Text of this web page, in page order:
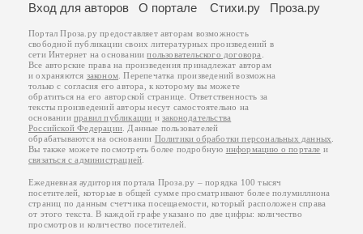
Вход для авторов
О портале Стихи.ру Проза.ру
Портал Проза.ру предоставляет авторам возможность
свободной публикации своих литературных произведений в
сети Интернет на основаниипользовательского договора
Все авторские права на произведения принадлежат авторам
и охраняются законом . Перепечатка произведений возможна
только с согласия его автора, к которому вы можете
обратиться на его авторской странице. Ответственность за
тексты произведений авторы несут самостоятельно на
основанииправил публикации изаконодательства
Российской Федерации . Данные пользователей
обрабатываются на основании Политики обработки персональных данных
Вы также можете посмотреть более подробную информацию о портале и
связаться с администрацией
Ежедневная аудитория портала Проза.ру – порядка 100 тысяч
посетителей, которые в общей сумме просматривают более полумиллиона
страниц по данным счетчика посещаемости, который расположен справа
от этого текста. В каждой графе указано по две цифры: количество
просмотров и количество посетителей.